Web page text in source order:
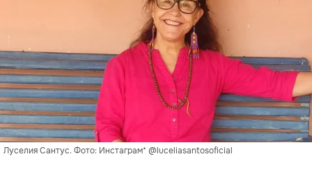
Луселия Сантус. Фото: Инстаграм* @luceliasantosoficial